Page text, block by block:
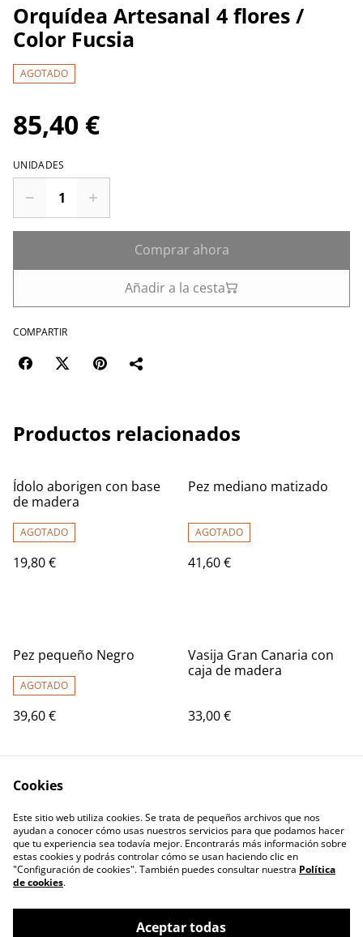
Orquídea Artesanal 4 flores /
Color Fucsia
AGOTADO
85,40 €
UNIDADES
Comprar ahora
Añadir a la cesta
COMPARTIR
Productos relacionados
Ídolo aborigen con base
de madera
AGOTADO
19,80 €
Pez mediano matizado
AGOTADO
41,60 €
Pez pequeño Negro
AGOTADO
39,60 €
Vasija Gran Canaria con
caja de madera
33,00 €
Cookies
Este sitio web utiliza cookies. Se trata de pequeños archivos que nos
ayudan a conocer cómo usas nuestros servicios para que podamos hacer
que tu experiencia sea todavía mejor. Encontrarás más información sobre
estas cookies y podrás controlar cómo se usan haciendo clic en
"Configuración de cookies". También puedes consultar nuestra Política
de cookies.
Aceptar todas